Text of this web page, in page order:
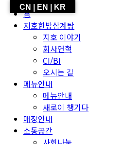
홈
지호한방삼계탕
지호 이야기
회사연혁
CI/BI
오시는 길
메뉴안내
메뉴안내
새로이 챙기다
매장안내
소통공간
CN | EN | KR